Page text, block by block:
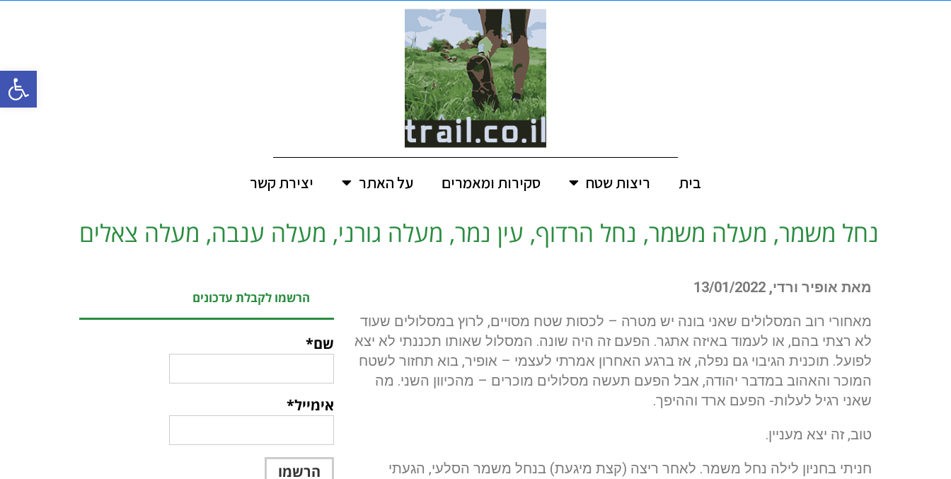
פתח
בית ריצות שטח סקירות ומאמרים על האתר יצירת קשר
נחל משמר, מעלה משמר, נחל הרדוף, עין נמר, מעלה גורני, מעלה ענבה, מעלה צאלים
מאת אופיר ורדי, 13/01/2022
מאחורי רוב המסלולים שאני בונה יש מטרה – לכסות שטח מסויים, לרוץ במסלולים שעוד
לא רצתי בהם, או לעמוד באיזה אתגר. הפעם זה היה שונה. המסלול שאותו תכננתי לא יצא
לפועל. תוכנית הגיבוי גם נפלה, אז ברגע האחרון אמרתי לעצמי – אופיר, בוא תחזור לשטח
המוכר והאהוב במדבר יהודה, אבל הפעם תעשה מסלולים מוכרים – מהכיוון השני. מה
שאני רגיל לעלות- הפעם ארד וההיפך.
טוב, זה יצא מעניין.
חניתי בחניון לילה נחל משמר. לאחר ריצה (קצת מיגעת) בנחל משמר הסלעי, הגעתי
הרשמו לקבלת עדכונים
שם*
אימייל*